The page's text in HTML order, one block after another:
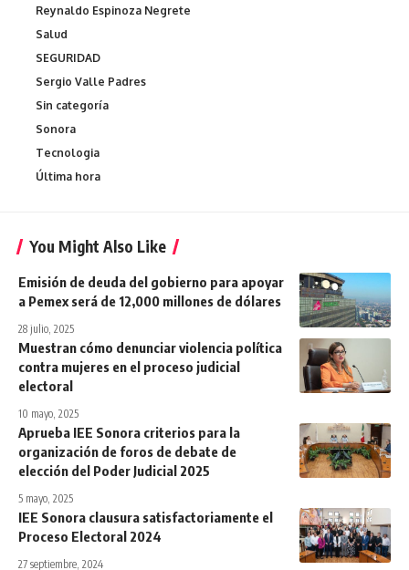
Reynaldo Espinoza Negrete
Salud
SEGURIDAD
Sergio Valle Padres
Sin categoría
Sonora
Tecnologia
Última hora
You Might Also Like
Emisión de deuda del gobierno para apoyar
a Pemex será de 12,000 millones de dólares
28 julio, 2025
Muestran cómo denunciar violencia política
contra mujeres en el proceso judicial
electoral
10 mayo, 2025
Aprueba IEE Sonora criterios para la
organización de foros de debate de
elección del Poder Judicial 2025
5 mayo, 2025
IEE Sonora clausura satisfactoriamente el
Proceso Electoral 2024
27 septiembre, 2024